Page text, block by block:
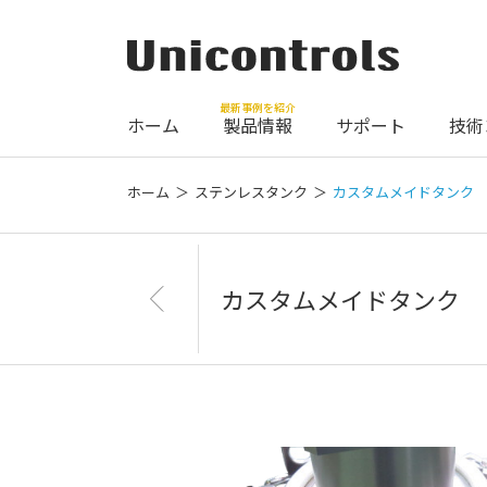
ホーム 製品情報
最新事例を紹介
サポート 技
ホーム ステンレスタンク カスタムメイドタンク
カスタムメイドタンク